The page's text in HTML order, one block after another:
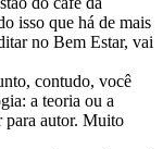
isso que há de mais
no Bem Estar, vai
contudo, você
a teoria ou a
para autor. Muito